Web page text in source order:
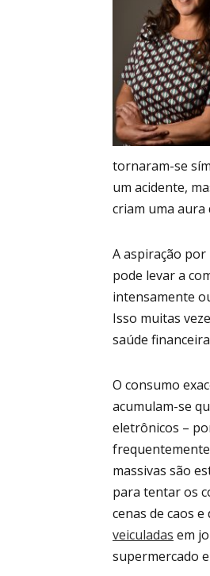
tornaram-se
um acidente,
criam uma aura
A aspiração
pode levar a
intensamente
Isso muitas
saúde
O consumo
acumulam-se
eletrônicos –
massivas são
para tentar os
cenas de caos
veiculadas em
supermercado